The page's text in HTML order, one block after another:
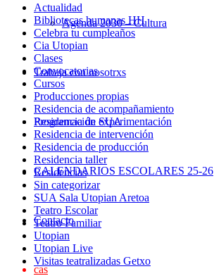
Agenda 2030 – Cultura
Trabaja con nosotrxs
Programación SUA
CALENDARIOS ESCOLARES 25-26
Contacto
cas
Actualidad
Bibliotecas humanas HH
Celebra tu cumpleaños
Cia Utopian
Clases
Convocatorias
Cursos
Producciones propias
Residencia de acompañamiento
Residencia de experimentación
Residencia de intervención
Residencia de producción
Residencia taller
Residencias
Sin categorizar
SUA Sala Utopian Aretoa
Teatro Escolar
Teatro Familiar
Utopian
Utopian Live
Visitas teatralizadas Getxo